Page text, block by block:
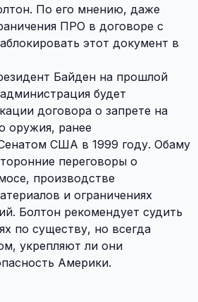
По его мнению, даже
ПРО в договоре с
этот документ в
Байден на прошлой
будет
договора о запрете на
оружия, ранее
США в 1999 году. Обаму
переговоры о
производстве
и ограничениях
Болтон рекомендует судить
по существу, но всегда
укрепляют ли они
Америки.